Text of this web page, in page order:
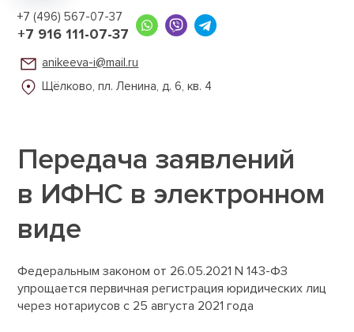
+7 (496) 567-07-37
+7 916 111-07-37
anikeeva-i@mail.ru
Щёлково, пл. Ленина,д. 6, кв. 4
Передача заявлений
в ИФНС в электронном
виде
Федеральным законом от 26.05.2021 N 143-ФЗ
упрощается первичная регистрация юридических лиц
через нотариусов с 25 августа 2021 года